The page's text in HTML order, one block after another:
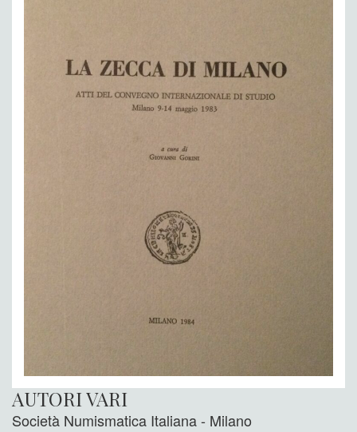
AUTORI VARI
Società Numismatica Italiana - Milano